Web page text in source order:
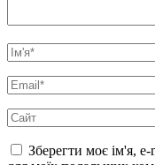
Зберегти моє ім'я, e-